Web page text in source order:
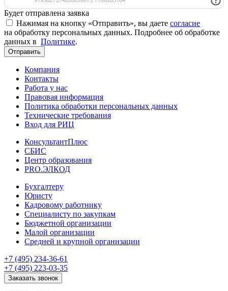
Будет отправлена заявка
Нажимая на кнопку «Отправить», вы даете согласие
на обработку персональных данных. Подробнее об обработке
данных в Политике.
Отправить
Компания
Контакты
Работа у нас
Правовая информация
Политика обработки персональных данных
Технические требования
Вход для РИЦ
КонсультантПлюс
СБИС
Центр образования
PRO.ЭЛКОД
Бухгалтеру
Юристу
Кадровому работнику
Специалисту по закупкам
Бюджетной организации
Малой организации
Средней и крупной организации
+7 (495) 234-36-61
+7 (495) 223-03-35
Заказать звонок